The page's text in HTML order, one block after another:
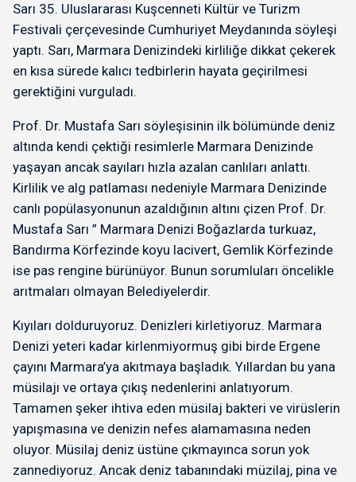
Sarı 35. Uluslararası Kuşcenneti Kültür ve Turizm
Festivali çerçevesinde Cumhuriyet Meydanında söyleşi
yaptı. Sarı, Marmara Denizindeki kirliliğe dikkat çekerek
en kısa sürede kalıcı tedbirlerin hayata geçirilmesi
gerektiğini vurguladı.
Prof. Dr. Mustafa Sarı söyleşisinin ilk bölümünde deniz
altında kendi çektiği resimlerle Marmara Denizinde
yaşayan ancak sayıları hızla azalan canlıları anlattı.
Kirlilik ve alg patlaması nedeniyle Marmara Denizinde
canlı popülasyonunun azaldığının altını çizen Prof. Dr.
Mustafa Sarı ” Marmara Denizi Boğazlarda turkuaz,
Bandırma Körfezinde koyu lacivert, Gemlik Körfezinde
ise pas rengine bürünüyor. Bunun sorumluları öncelikle
arıtmaları olmayan Belediyelerdir.
Kıyıları dolduruyoruz. Denizleri kirletiyoruz. Marmara
Denizi yeteri kadar kirlenmiyormuş gibi birde Ergene
çayını Marmara’ya akıtmaya başladık. Yıllardan bu yana
müsilajı ve ortaya çıkış nedenlerini anlatıyorum.
Tamamen şeker ihtiva eden müsilaj bakteri ve virüslerin
yapışmasına ve denizin nefes alamamasına neden
oluyor. Müsilaj deniz üstüne çıkmayınca sorun yok
zannediyoruz. Ancak deniz tabanındaki müzilaj, pina ve